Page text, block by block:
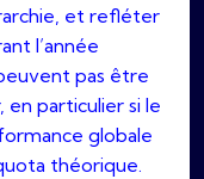
et refléter
l’année
pas être
en particulier si le
globale
théorique.